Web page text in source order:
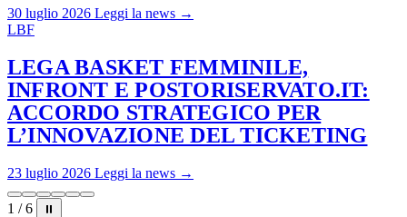
30 luglio 2026 Leggi la news →
LBF
LEGA BASKET FEMMINILE,
INFRONT E POSTORISERVATO.IT:
ACCORDO STRATEGICO PER
L’INNOVAZIONE DEL TICKETING
23 luglio 2026 Leggi la news →
1 / 6 ⏸